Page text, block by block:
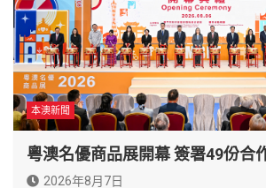
本澳新聞
粵澳名優商品展開幕 簽署49份合
2026年8月7日